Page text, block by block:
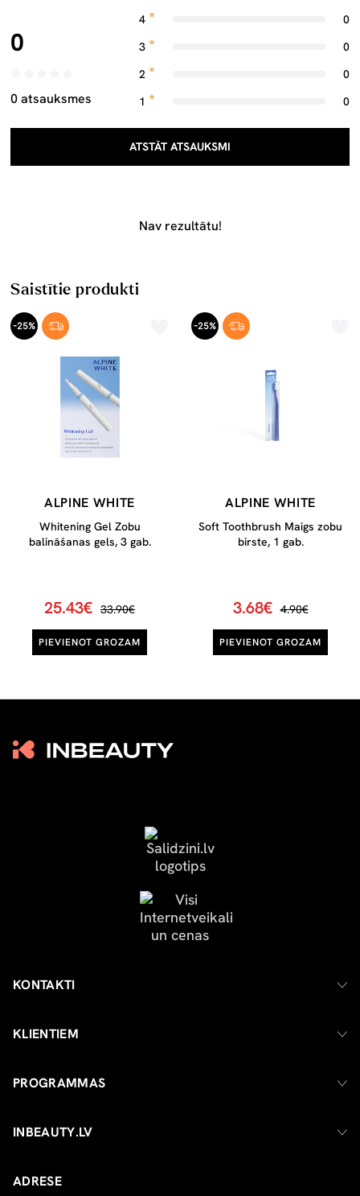
0
0 atsauksmes
4
0
3
0
2
0
1
0
ATSTĀT ATSAUKSMI
Nav rezultātu!
Saistītie produkti
-25%
ALPINE WHITE
Whitening Gel Zobu
balināšanas gels, 3 gab.
25.43€ 33.90€
PIEVIENOT GROZAM
-25%
ALPINE WHITE
Soft Toothbrush Maigs zobu
birste, 1 gab.
3.68€ 4.90€
PIEVIENOT GROZAM
KONTAKTI
KLIENTIEM
PROGRAMMAS
INBEAUTY.LV
ADRESE